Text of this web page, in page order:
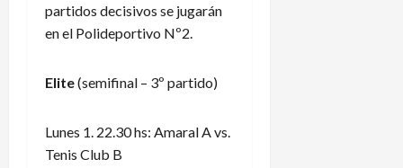
partidos decisivos se jugarán
en el Polideportivo Nº2.
Elite(semifinal – 3º partido)
Lunes 1. 22.30 hs: Amaral A vs.
Tenis Club B